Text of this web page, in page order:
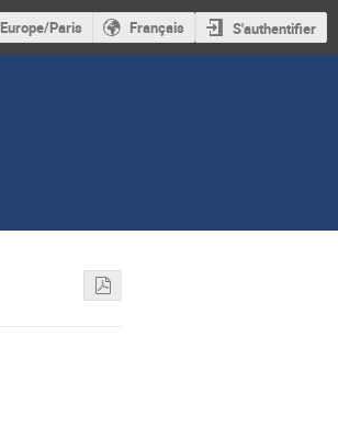
Europe/Paris Français S'authentifier